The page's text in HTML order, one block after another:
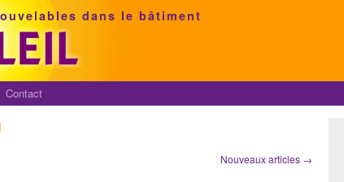
dans le bâtiment
Contact
Nouveaux articles →